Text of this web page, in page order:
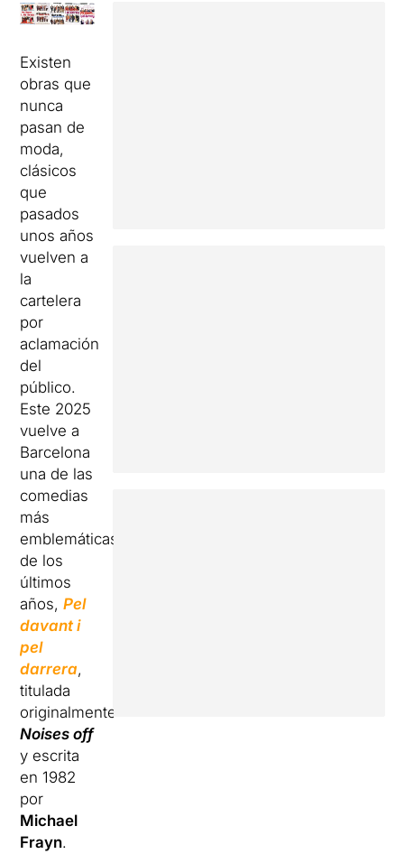
Existen
obras que
nunca
pasan de
moda,
clásicos
que
pasados
unos años
vuelven a
la
cartelera
por
aclamación
del
público.
Este 2025
vuelve a
Barcelona
una de las
comedias
más
emblemáticas
de los
últimos
años,Pel
davant i
pel
darrera,
titulada
originalmente
Noises off
y escrita
en 1982
por
Michael
Frayn.